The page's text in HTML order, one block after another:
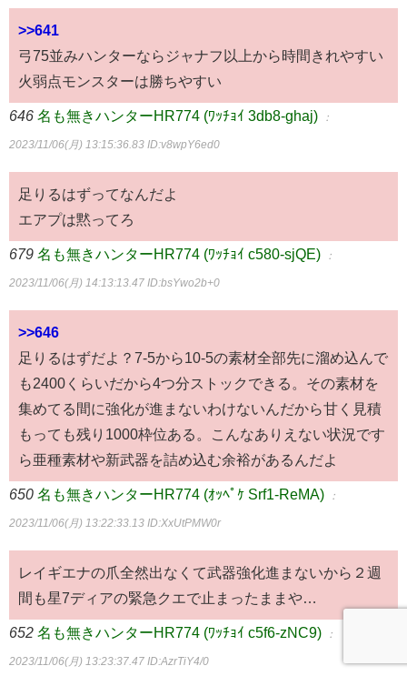
>>641
弓75並みハンターならジャナフ以上から時間きれやすい
火弱点モンスターは勝ちやすい
646 名も無きハンターHR774 (ﾜｯﾁｮｲ 3db8-ghaj) ：
2023/11/06(月) 13:15:36.83 ID:v8wpY6ed0
足りるはずってなんだよ
エアプは黙ってろ
679 名も無きハンターHR774 (ﾜｯﾁｮｲ c580-sjQE) ：
2023/11/06(月) 14:13:13.47 ID:bsYwo2b+0
>>646
足りるはずだよ？7-5から10-5の素材全部先に溜め込んで
も2400くらいだから4つ分ストックできる。その素材を
集めてる間に強化が進まないわけないんだから甘く見積
もっても残り1000枠位ある。こんなありえない状況です
ら亜種素材や新武器を詰め込む余裕があるんだよ
650 名も無きハンターHR774 (ｵｯﾍﾟｹ Srf1-ReMA) ：
2023/11/06(月) 13:22:33.13 ID:XxUtPMW0r
レイギエナの爪全然出なくて武器強化進まないから２週
間も星7ディアの緊急クエで止まったままや…
652 名も無きハンターHR774 (ﾜｯﾁｮｲ c5f6-zNC9) ：
2023/11/06(月) 13:23:37.47 ID:AzrTiY4/0